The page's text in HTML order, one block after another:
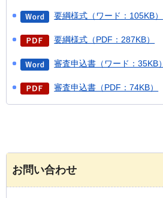
要綱様式（ワード：105KB）
要綱様式（PDF：287KB）
審査申込書（ワード：35KB）
審査申込書（PDF：74KB）
お問い合わせ